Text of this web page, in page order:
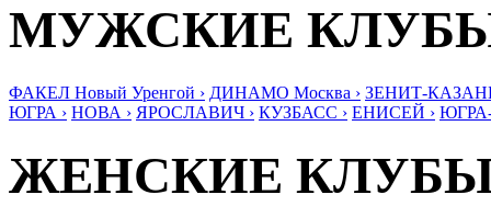
МУЖСКИЕ
ФАКЕЛ Новый Уренгой › ДИНАМО Москва › ЗЕНИТ-
ЮГРА › НОВА › ЯРОСЛАВИЧ › КУЗБАСС › ЕНИСЕЙ ›
ЖЕНСКИЕ